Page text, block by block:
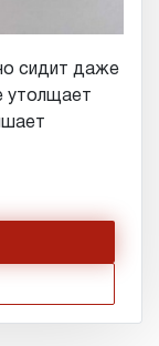
сидит даже
утолщает